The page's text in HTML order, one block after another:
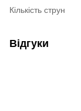
Кількість струн
Відгуки